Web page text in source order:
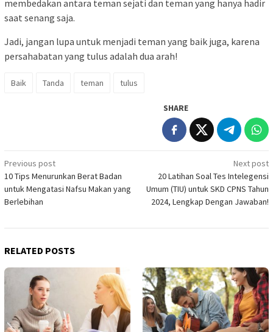
membedakan antara teman sejati dan teman yang hanya hadir
saat senang saja.
Jadi, jangan lupa untuk menjadi teman yang baik juga, karena
persahabatan yang tulus adalah dua arah!
Baik Tanda teman tulus
SHARE
Post
navigation
Previous post
10 Tips Menurunkan Berat Badan
untuk Mengatasi Nafsu Makan yang
Berlebihan
Next post
20 Latihan Soal Tes Intelegensi
Umum (TIU) untuk SKD CPNS Tahun
2024, Lengkap Dengan Jawaban!
RELATED POSTS